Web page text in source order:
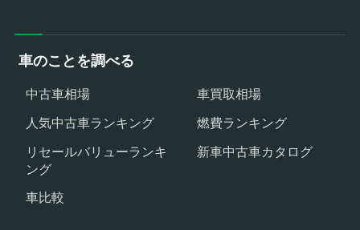
車のことを調べる
中古車相場
車買取相場
人気中古車ランキング
燃費ランキング
リセールバリューランキ
ング
新車中古車カタログ
車比較